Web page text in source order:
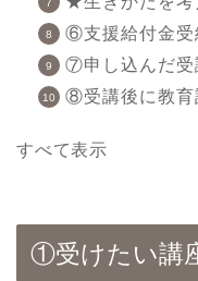
⑥支援給付金受
⑦申し込んだ受
⑧受講後に教育
すべて表示
①受けたい講